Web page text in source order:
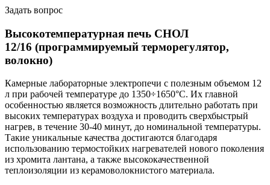
Задать вопрос
Высокотемпературная печь СНОЛ
12/16 (программируемый терморегулятор,
волокно)
Камерные лабораторные электропечи с полезным объемом 12
л при рабочей температуре до 1350÷1650°С. Их главной
особенностью является возможность длительно работать при
высоких температурах воздуха и проводить сверхбыстрый
нагрев, в течение 30-40 минут, до номинальной температуры.
Такие уникальные качества достигаются благодаря
использованию термостойких нагревателей нового поколения
из хромита лантана, а также высококачественной
теплоизоляции из керамоволокнистого материала.